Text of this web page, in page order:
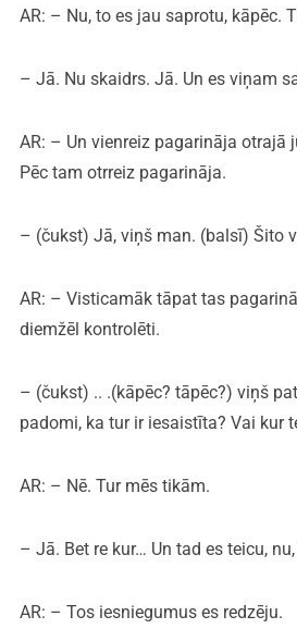
AR: – Nu, to es jau saprotu, kāpēc.
– Jā. Nu skaidrs. Jā. Un es viņam
AR: – Un vienreiz pagarināja otrajā
Pēc tam otrreiz pagarināja.
– (čukst) Jā, viņš man. (balsī) Šito
AR: – Visticamāk tāpat tas
diemžēl kontrolēti.
– (čukst) .. .(kāpēc? tāpēc?) viņš
padomi, ka tur ir iesaistīta? Vai kur
AR: – Nē. Tur mēs tikām.
– Jā. Bet re kur… Un tad es teicu,
AR: – Tos iesniegumus es redzēju.